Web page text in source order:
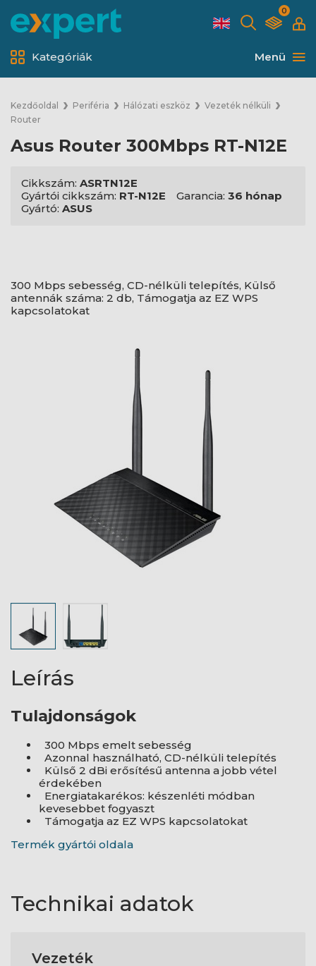
0
Menü
Kategóriák
Kezdőoldal Periféria Hálózati eszköz
Vezeték nélküli
Router
Asus Router 300Mbps RT-N12E
Cikkszám: ASRTN12E
Gyártói cikkszám: RT-N12E Garancia: 36 hónap
Gyártó: ASUS
300 Mbps sebesség, CD-nélküli telepítés, Külső
antennák száma: 2 db, Támogatja az EZ WPS
kapcsolatokat
Leírás
Tulajdonságok
300 Mbps emelt sebesség
Azonnal használható, CD-nélküli telepítés
Külső 2 dBi erősítésű antenna a jobb vétel
érdekében
Energiatakarékos: készenléti módban
kevesebbet fogyaszt
Támogatja az EZ WPS kapcsolatokat
Termék gyártói oldala
Technikai adatok
Vezeték